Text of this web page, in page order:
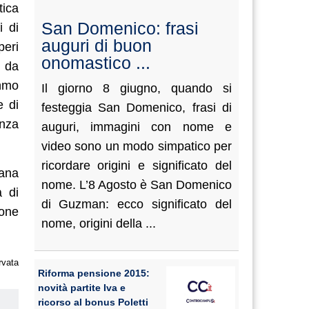
di
da
di
di
San Domenico: frasi
auguri di buon
onomastico ...
Il giorno 8 giugno, quando si
festeggia San Domenico, frasi di
auguri, immagini con nome e
video sono un modo simpatico per
ricordare origini e significato del
nome. L’8 Agosto è San Domenico
di Guzman: ecco significato del
nome, origini della ...
Riforma pensione 2015:
novità partite Iva e
ricorso al bonus Poletti